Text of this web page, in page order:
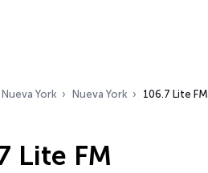
Nueva York Nueva York 106.7 Lite FM
Lite FM